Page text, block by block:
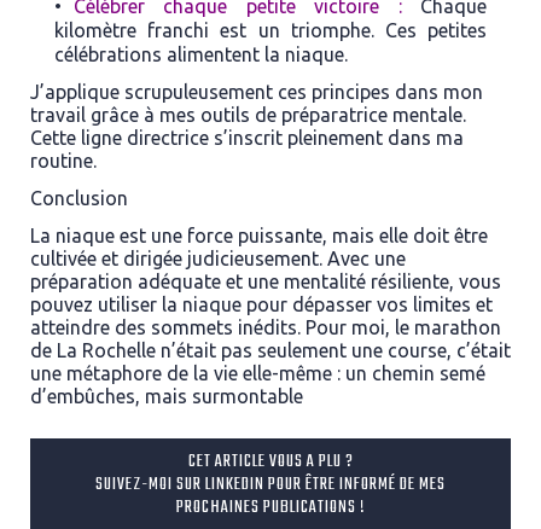
Célébrer chaque petite victoire :Chaque
kilomètre franchi est un triomphe. Ces petites
célébrations alimentent la niaque.
J’applique scrupuleusement ces principes dans mon
travail grâce à mes outils de préparatrice mentale.
Cette ligne directrice s’inscrit pleinement dans ma
routine.
Conclusion
La niaque est une force puissante, mais elle doit être
cultivée et dirigée judicieusement. Avec une
préparation adéquate et une mentalité résiliente, vous
pouvez utiliser la niaque pour dépasser vos limites et
atteindre des sommets inédits. Pour moi, le marathon
de La Rochelle n’était pas seulement une course, c’était
une métaphore de la vie elle-même : un chemin semé
d’embûches, mais surmontable
CET ARTICLE VOUS A PLU ?
SUIVEZ-MOI SUR LINKEDIN POUR ÊTRE INFORMÉ DE MES
PROCHAINES PUBLICATIONS !